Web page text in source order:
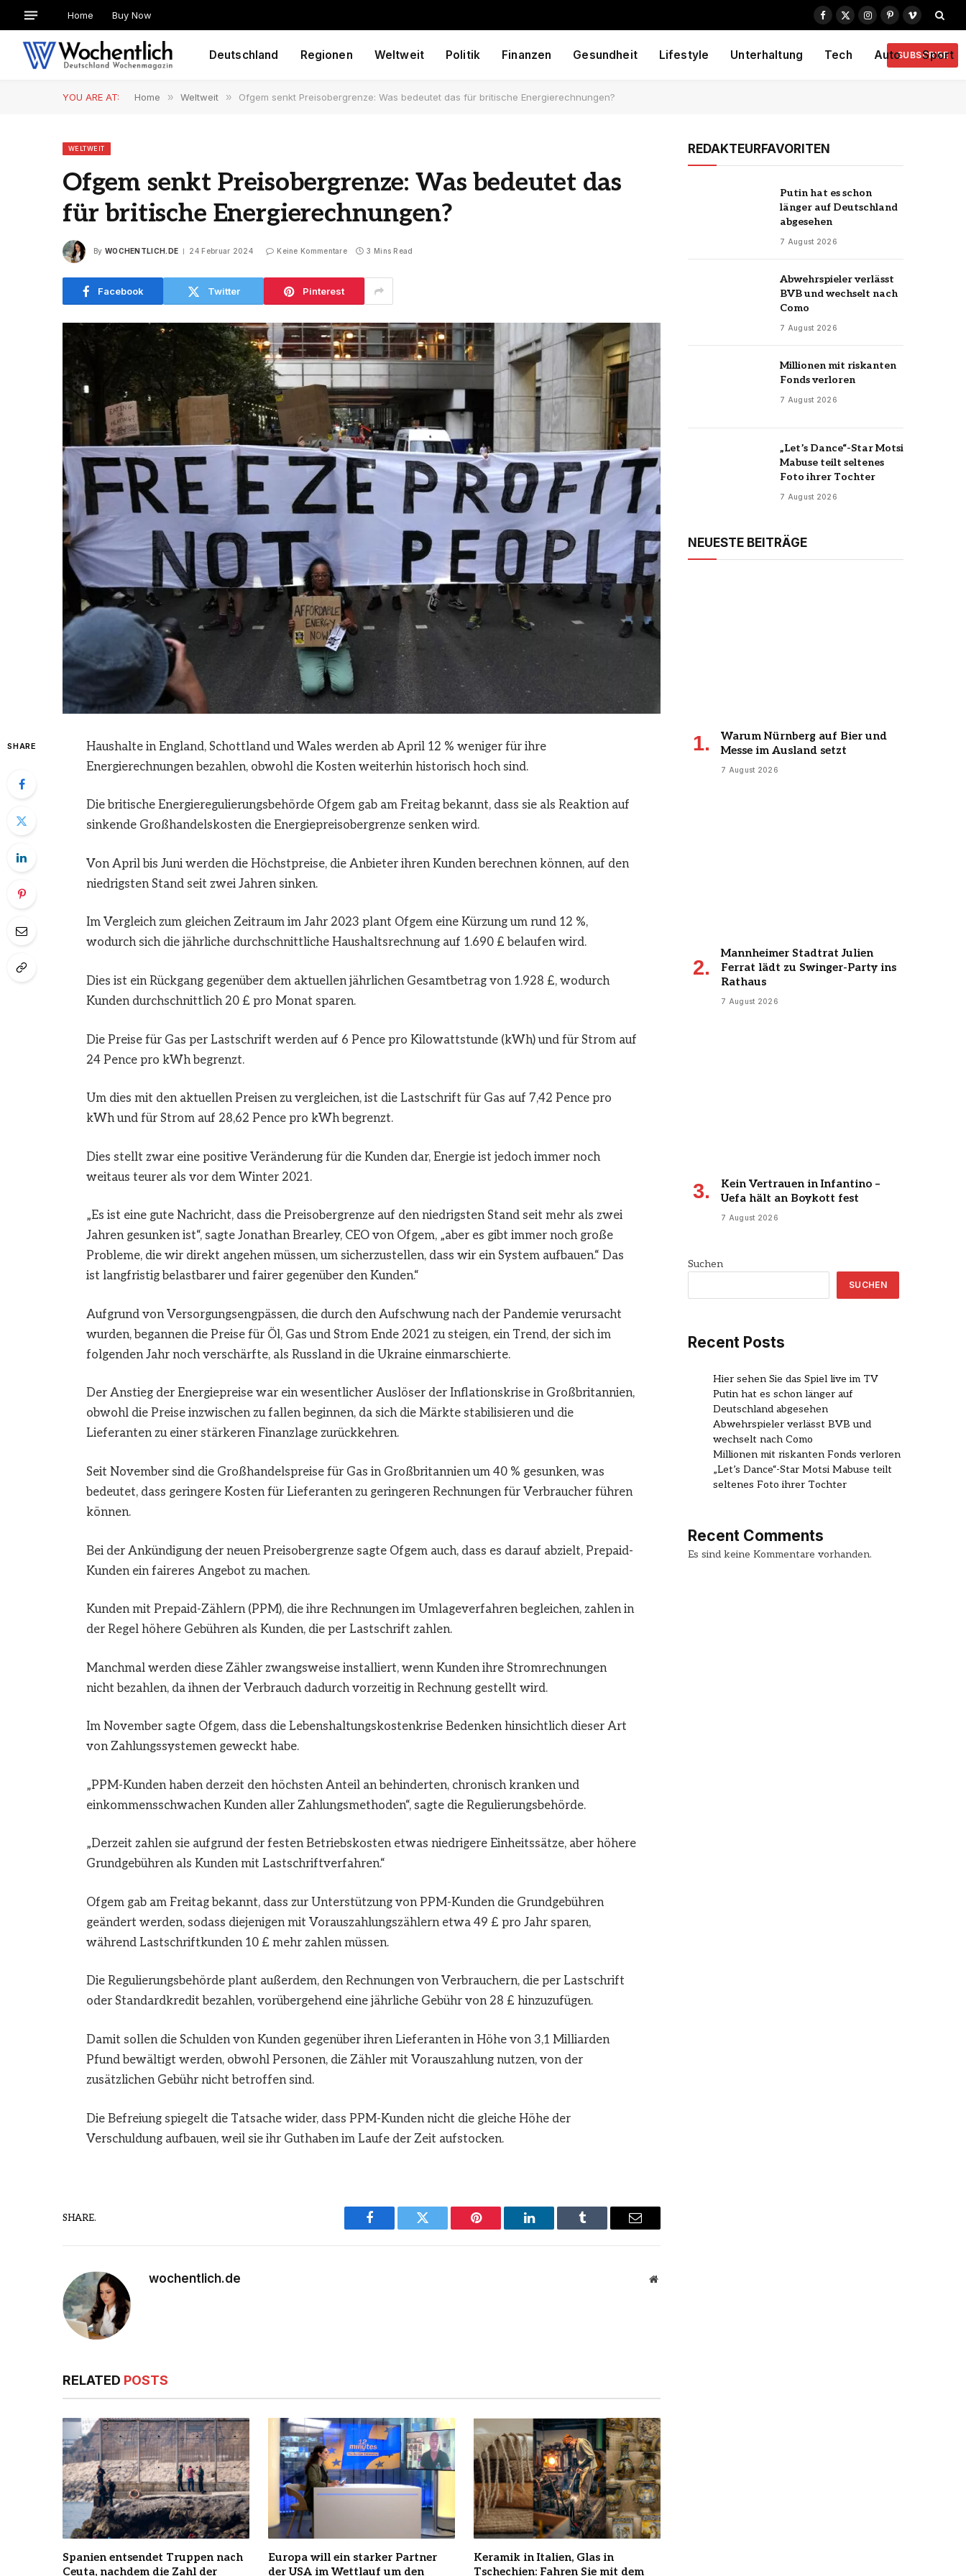
Home Buy Now
Facebook
X
Instagram
PinterestVimeo
Deutschland Regionen Weltweit Politik Finanzen Gesundheit Lifestyle Unterhaltung Tech Auto Sport
SUBSCRIBE
YOU ARE AT: Home » Weltweit » Ofgem senkt Preisobergrenze: Was bedeutet das für britische Energierechnungen?
WELTWEIT
Ofgem senkt Preisobergrenze: Was bedeutet das
für britische Energierechnungen?
By WOCHENTLICH.DE 24 Februar 2024 Keine Kommentare 3 Mins Read
Facebook Twitter Pinterest
SHARE
Haushalte in England, Schottland und Wales werden ab April 12 % weniger für ihre
Energierechnungen bezahlen, obwohl die Kosten weiterhin historisch hoch sind.
Die britische Energieregulierungsbehörde Ofgem gab am Freitag bekannt, dass sie als Reaktion auf
sinkende Großhandelskosten die Energiepreisobergrenze senken wird.
Von April bis Juni werden die Höchstpreise, die Anbieter ihren Kunden berechnen können, auf den
niedrigsten Stand seit zwei Jahren sinken.
Im Vergleich zum gleichen Zeitraum im Jahr 2023 plant Ofgem eine Kürzung um rund 12 %,
wodurch sich die jährliche durchschnittliche Haushaltsrechnung auf 1.690 £ belaufen wird.
Dies ist ein Rückgang gegenüber dem aktuellen jährlichen Gesamtbetrag von 1.928 £, wodurch
Kunden durchschnittlich 20 £ pro Monat sparen.
Die Preise für Gas per Lastschrift werden auf 6 Pence pro Kilowattstunde (kWh) und für Strom auf
24 Pence pro kWh begrenzt.
Um dies mit den aktuellen Preisen zu vergleichen, ist die Lastschrift für Gas auf 7,42 Pence pro
kWh und für Strom auf 28,62 Pence pro kWh begrenzt.
Dies stellt zwar eine positive Veränderung für die Kunden dar, Energie ist jedoch immer noch
weitaus teurer als vor dem Winter 2021.
„Es ist eine gute Nachricht, dass die Preisobergrenze auf den niedrigsten Stand seit mehr als zwei
Jahren gesunken ist“, sagte Jonathan Brearley, CEO von Ofgem, „aber es gibt immer noch große
Probleme, die wir direkt angehen müssen, um sicherzustellen, dass wir ein System aufbauen.“ Das
ist langfristig belastbarer und fairer gegenüber den Kunden.“
Aufgrund von Versorgungsengpässen, die durch den Aufschwung nach der Pandemie verursacht
wurden, begannen die Preise für Öl, Gas und Strom Ende 2021 zu steigen, ein Trend, der sich im
folgenden Jahr noch verschärfte, als Russland in die Ukraine einmarschierte.
Der Anstieg der Energiepreise war ein wesentlicher Auslöser der Inflationskrise in Großbritannien,
obwohl die Preise inzwischen zu fallen beginnen, da sich die Märkte stabilisieren und die
Lieferanten zu einer stärkeren Finanzlage zurückkehren.
Seit November sind die Großhandelspreise für Gas in Großbritannien um 40 % gesunken, was
bedeutet, dass geringere Kosten für Lieferanten zu geringeren Rechnungen für Verbraucher führen
können.
Bei der Ankündigung der neuen Preisobergrenze sagte Ofgem auch, dass es darauf abzielt, Prepaid-
Kunden ein faireres Angebot zu machen.
Kunden mit Prepaid-Zählern (PPM), die ihre Rechnungen im Umlageverfahren begleichen, zahlen in
der Regel höhere Gebühren als Kunden, die per Lastschrift zahlen.
Manchmal werden diese Zähler zwangsweise installiert, wenn Kunden ihre Stromrechnungen
nicht bezahlen, da ihnen der Verbrauch dadurch vorzeitig in Rechnung gestellt wird.
Im November sagte Ofgem, dass die Lebenshaltungskostenkrise Bedenken hinsichtlich dieser Art
von Zahlungssystemen geweckt habe.
„PPM-Kunden haben derzeit den höchsten Anteil an behinderten, chronisch kranken und
einkommensschwachen Kunden aller Zahlungsmethoden“, sagte die Regulierungsbehörde.
„Derzeit zahlen sie aufgrund der festen Betriebskosten etwas niedrigere Einheitssätze, aber höhere
Grundgebühren als Kunden mit Lastschriftverfahren.“
Ofgem gab am Freitag bekannt, dass zur Unterstützung von PPM-Kunden die Grundgebühren
geändert werden, sodass diejenigen mit Vorauszahlungszählern etwa 49 £ pro Jahr sparen,
während Lastschriftkunden 10 £ mehr zahlen müssen.
Die Regulierungsbehörde plant außerdem, den Rechnungen von Verbrauchern, die per Lastschrift
oder Standardkredit bezahlen, vorübergehend eine jährliche Gebühr von 28 £ hinzuzufügen.
Damit sollen die Schulden von Kunden gegenüber ihren Lieferanten in Höhe von 3,1 Milliarden
Pfund bewältigt werden, obwohl Personen, die Zähler mit Vorauszahlung nutzen, von der
zusätzlichen Gebühr nicht betroffen sind.
Die Befreiung spiegelt die Tatsache wider, dass PPM-Kunden nicht die gleiche Höhe der
Verschuldung aufbauen, weil sie ihr Guthaben im Laufe der Zeit aufstocken.
SHARE.
Facebook Twitter Pinterest LinkedIn Tumblr Email
wochentlich.de Website
RELATED POSTS
Spanien entsendet Truppen nach
Ceuta, nachdem die Zahl der
Europa will ein starker Partner
der USA im Wettlauf um den
Keramik in Italien, Glas in
Tschechien: Fahren Sie mit dem
REDAKTEURFAVORITEN
Putin hat es schon
länger auf Deutschland
abgesehen
7 August 2026
Abwehrspieler verlässt
BVB und wechselt nach
Como
7 August 2026
Millionen mit riskanten
Fonds verloren
7 August 2026
„Let’s Dance“-Star Motsi
Mabuse teilt seltenes
Foto ihrer Tochter
7 August 2026
NEUESTE BEITRÄGE
Warum Nürnberg auf Bier und
Messe im Ausland setzt
7 August 2026
Mannheimer Stadtrat Julien
Ferrat lädt zu Swinger-Party ins
Rathaus
7 August 2026
Kein Vertrauen in Infantino –
Uefa hält an Boykott fest
7 August 2026
Suchen
SUCHEN
Recent Posts
Hier sehen Sie das Spiel live im TV
Putin hat es schon länger auf
Deutschland abgesehen
Abwehrspieler verlässt BVB und
wechselt nach Como
Millionen mit riskanten Fonds verloren
„Let’s Dance“-Star Motsi Mabuse teilt
seltenes Foto ihrer Tochter
Recent Comments
Es sind keine Kommentare vorhanden.